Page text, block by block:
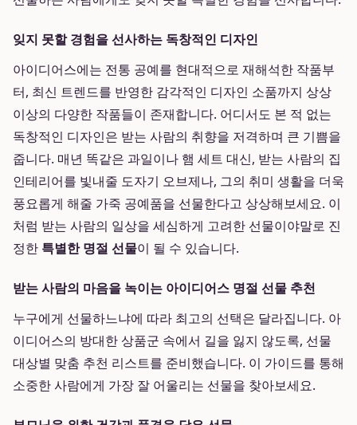
잊지 못할 경험을 선사하는 독창적인 디자인
아이디어스에는 전통 공예를 현대적으로 재해석한 작품부
터, 최신 트렌드를 반영한 감각적인 디자인 소품까지 상상
이상의 다양한 작품들이 존재합니다. 어디서도 본 적 없는
독창적인 디자인은 받는 사람의 취향을 저격하며 큰 기쁨을
줍니다. 매년 똑같은 과일이나 햄 세트 대신, 받는 사람의 집
인테리어를 빛내줄 도자기 오브제나, 그의 취미 생활을 더욱
풍요롭게 해줄 가죽 공예품을 선물한다고 상상해보세요. 이
처럼 받는 사람의 일상을 세심하게 고려한 선물이야말로 진
정한 특별한 명절 선물이 될 수 있습니다.
받는 사람의 마음을 녹이는 아이디어스 명절 선물 추천
누구에게 선물하느냐에 따라 최고의 선택은 달라집니다. 아
이디어스의 방대한 상품군 속에서 길을 잃지 않도록, 선물
대상별 맞춤 추천 리스트를 준비했습니다. 이 가이드를 통해
소중한 사람에게 가장 잘 어울리는 선물을 찾아보세요.